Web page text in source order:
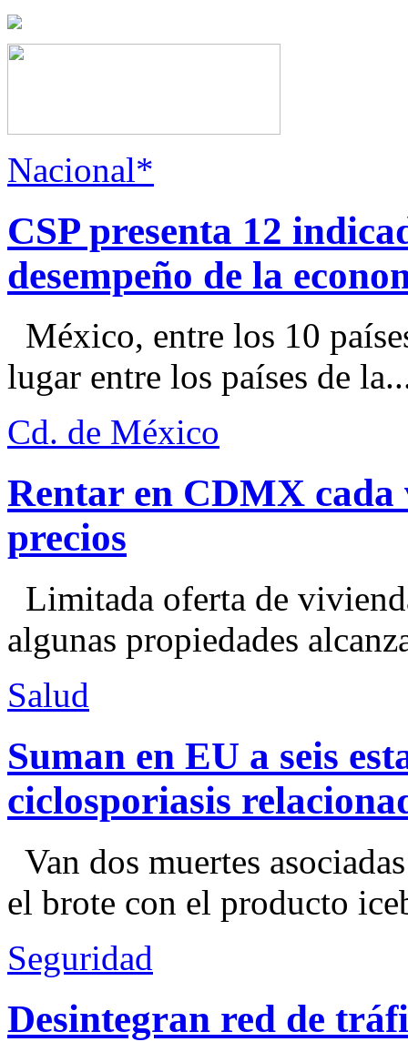
Nacional*
CSP presenta 12
desempeño de la
México, entre los 10
lugar entre los países de
Cd. de México
Rentar en CDMX cada
precios
Limitada oferta de
algunas propiedades
Salud
Suman en EU a seis
ciclosporiasis
Van dos muertes
el brote con el producto
Seguridad
Desintegran red de